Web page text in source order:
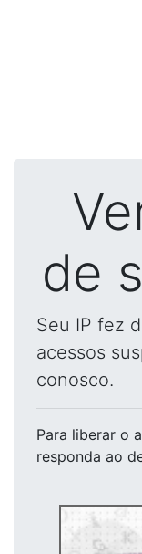
de
Seu IP fez
acessos
conosco.
Para liberar o
responda ao